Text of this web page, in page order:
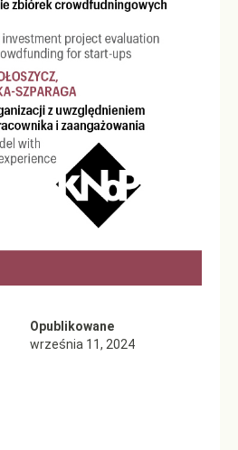
Opublikowane
września 11, 2024